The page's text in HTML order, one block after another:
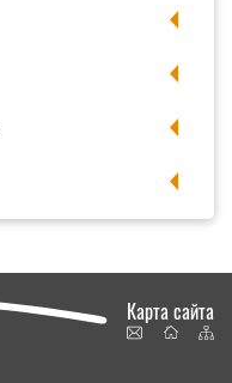
Карта сайта